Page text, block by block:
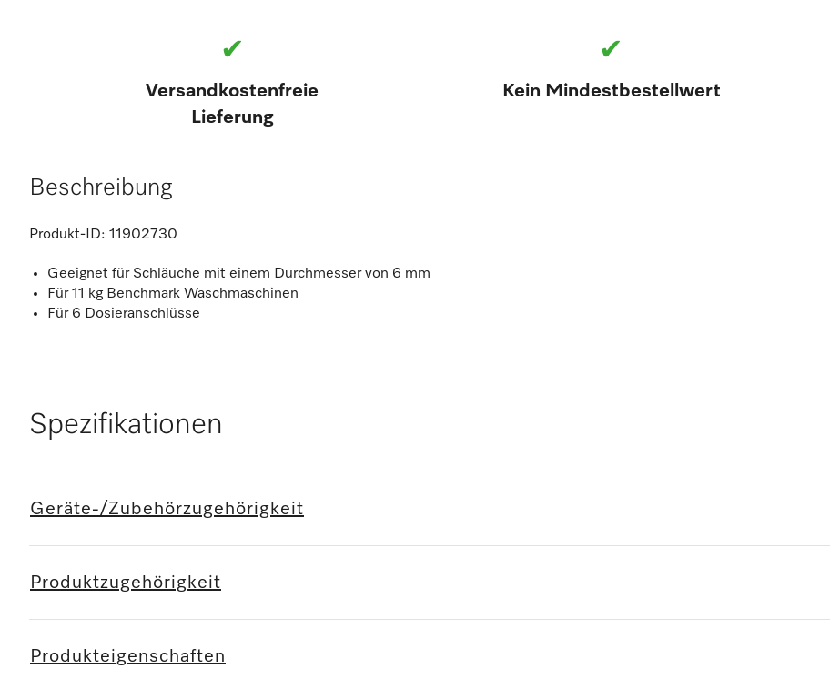
✔
Versandkostenfreie
Lieferung
✔
Kein Mindestbestellwert
Beschreibung
Produkt-ID: 11902730
Geeignet für Schläuche mit einem Durchmesser von 6 mm
Für 11 kg Benchmark Waschmaschinen
Für 6 Dosieranschlüsse
Spezifikationen
Geräte-/Zubehörzugehörigkeit
Produktzugehörigkeit
Produkteigenschaften